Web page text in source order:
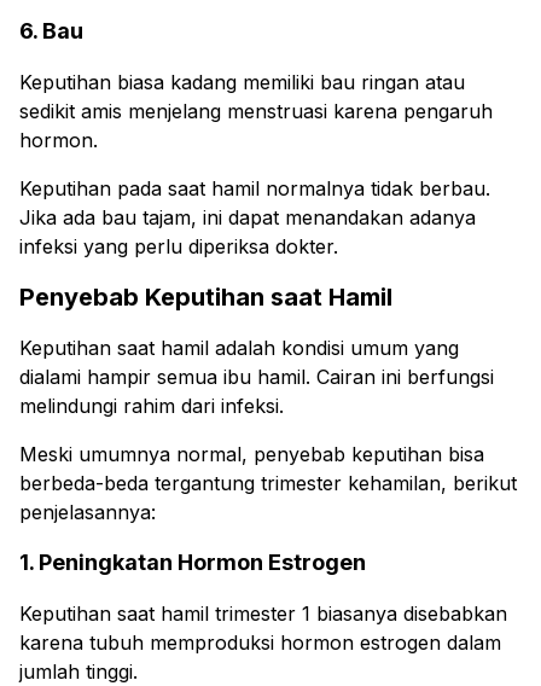
6. Bau
Keputihan biasa kadang memiliki bau ringan atau
sedikit amis menjelang menstruasi karena pengaruh
hormon.
Keputihan pada saat hamil normalnya tidak berbau.
Jika ada bau tajam, ini dapat menandakan adanya
infeksi yang perlu diperiksa dokter.
Penyebab Keputihan saat Hamil
Keputihan saat hamil adalah kondisi umum yang
dialami hampir semua ibu hamil. Cairan ini berfungsi
melindungi rahim dari infeksi.
Meski umumnya normal, penyebab keputihan bisa
berbeda-beda tergantung trimester kehamilan, berikut
penjelasannya:
1. Peningkatan Hormon Estrogen
Keputihan saat hamil trimester 1 biasanya disebabkan
karena tubuh memproduksi hormon estrogen dalam
jumlah tinggi.